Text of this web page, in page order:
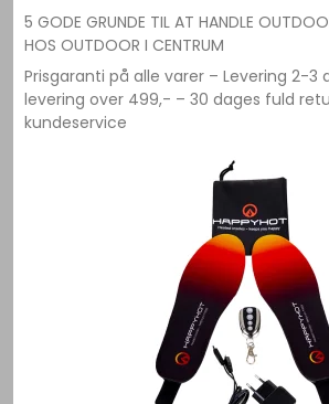
5 GODE GRUNDE TIL AT HANDLE
HOS OUTDOOR I CENTRUM
Prisgaranti på alle varer – Levering 2-3
levering over 499,- – 30 dages fuld
kundeservice